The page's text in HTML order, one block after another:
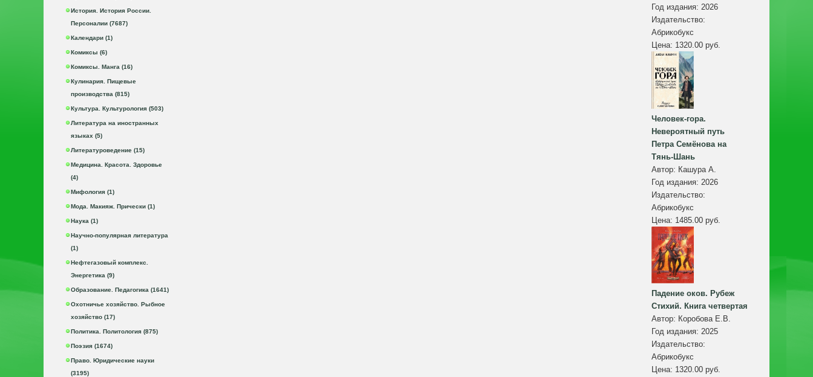
История. История России.
Персоналии (7687)
Календари (1)
Комиксы (6)
Комиксы. Манга (16)
Кулинария. Пищевые
производства (815)
Культура. Культурология (503)
Литература на иностранных
языках (5)
Литературоведение (15)
Медицина. Красота. Здоровье
(4)
Мифология (1)
Мода. Макияж. Прически (1)
Наука (1)
Научно-популярная литература
(1)
Нефтегазовый комплекс.
Энергетика (9)
Образование. Педагогика (1641)
Охотничье хозяйство. Рыбное
хозяйство (17)
Политика. Политология (875)
Поэзия (1674)
Право. Юридические науки
(3195)
Год издания: 2026
Издательство:
Абрикобукс
Цена: 1320.00 руб.
Человек-гора.
Невероятный путь
Петра Семёнова на
Тянь-Шань
Автор: Кашура А.
Год издания: 2026
Издательство:
Абрикобукс
Цена: 1485.00 руб.
Падение оков. Рубеж
Стихий. Книга четвертая
Автор: Коробова Е.В.
Год издания: 2025
Издательство:
Абрикобукс
Цена: 1320.00 руб.